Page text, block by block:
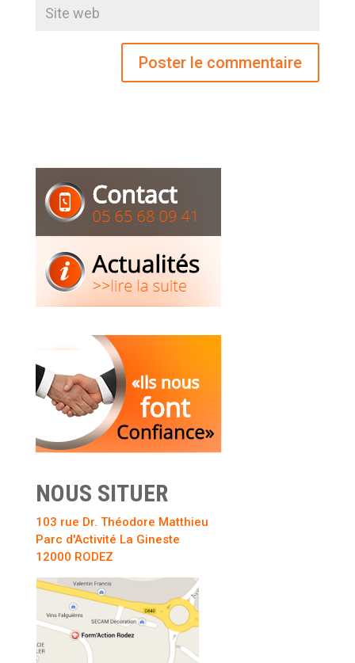
NOUS SITUER
103 rue Dr. Théodore Matthieu
Parc d'Activité La Gineste
12000 RODEZ